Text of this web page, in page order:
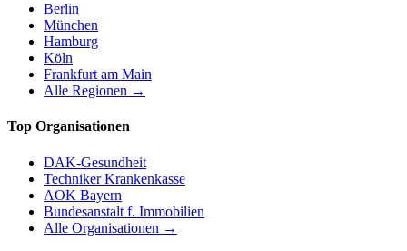
Berlin
München
Hamburg
Köln
Frankfurt am Main
Alle Regionen →
Top Organisationen
DAK-Gesundheit
Techniker Krankenkasse
AOK Bayern
Bundesanstalt f. Immobilien
Alle Organisationen →